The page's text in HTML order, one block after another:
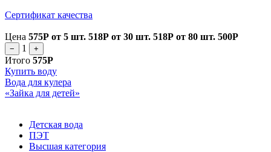
Сертификат качества
Цена 575Р от 5 шт. 518Р от 30 шт. 518Р от 80 шт. 500Р
− 1 +
Итого 575Р
Купить воду
Вода для кулера
«Зайка для детей»
Детская вода
ПЭТ
Высшая категория